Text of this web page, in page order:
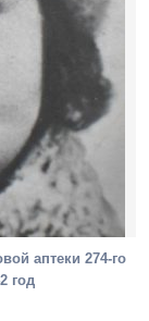
аптеки 274-го
год